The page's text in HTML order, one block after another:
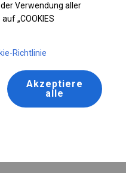
Verwendung aller
„COOKIES
Richtlinie
Akzeptiere
alle